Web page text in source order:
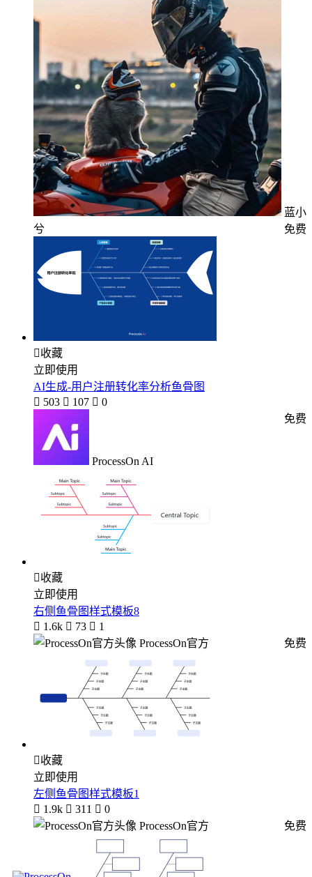
蓝小
兮
免费
收藏
立即使用
AI生成-用户注册转化率分析鱼骨图
 503  107  0
ProcessOn AI
免费
收藏
立即使用
右侧鱼骨图样式模板8
 1.6k  73  1
ProcessOn官方
免费
收藏
立即使用
左侧鱼骨图样式模板1
 1.9k  311  0
ProcessOn官方
免费